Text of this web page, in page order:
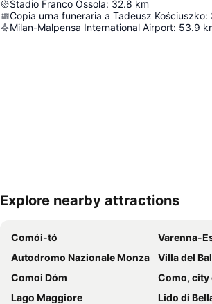
Stadio Franco Ossola: 32.8 km
Copia urna funeraria a Tadeusz Kościuszko:
Milan-Malpensa International Airport: 53.9
Nagy méretű térkép
Explore nearby attractions
Comói-tó
Varenna-
Autodromo Nazionale Monza
Villa del
Comoi Dóm
Como, city
Lago Maggiore
Lido di